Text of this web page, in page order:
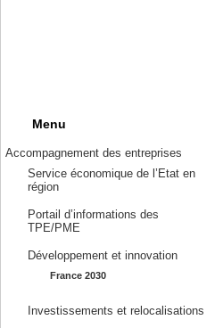
Menu
Accompagnement des entreprises
Service économique de l’Etat en
région
Portail d’informations des
TPE/PME
Développement et innovation
France 2030
Investissements et relocalisations